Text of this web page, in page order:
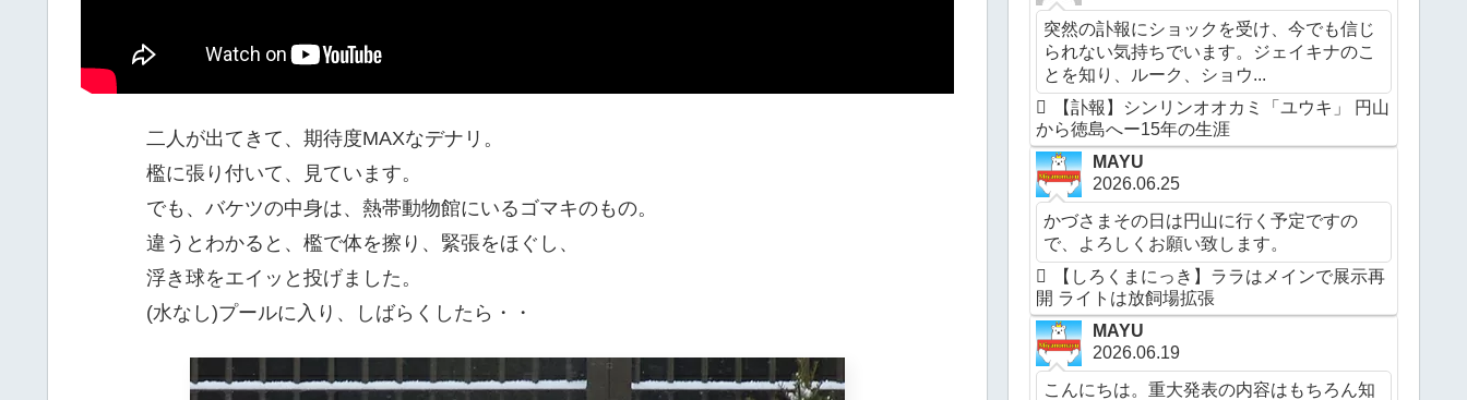
二人が出てきて、期待度MAXなデナリ。
檻に張り付いて、見ています。
でも、バケツの中身は、熱帯動物館にいるゴマキのもの。
違うとわかると、檻で体を擦り、緊張をほぐし、
浮き球をエイッと投げました。
(水なし)プールに入り、しばらくしたら・・
突然の訃報にショックを受け、今でも信じ
られない気持ちでいます。ジェイキナのこ
とを知り、ルーク、ショウ...
【訃報】シンリンオオカミ「ユウキ」 円山
から徳島へー15年の生涯
MAYU
2026.06.25
かづさまその日は円山に行く予定ですの
で、よろしくお願い致します。
【しろくまにっき】ララはメインで展示再
開 ライトは放飼場拡張
MAYU
2026.06.19
こんにちは。重大発表の内容はもちろん知